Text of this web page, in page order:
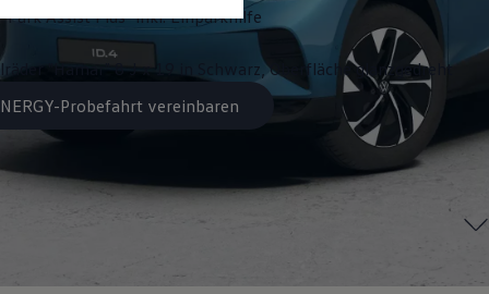
Assist Plus" inkl. Einparkhilfe
"Hamar" 8 J x 19 in Schwarz, Oberfläche glanzgedreht
Probefahrt vereinbaren